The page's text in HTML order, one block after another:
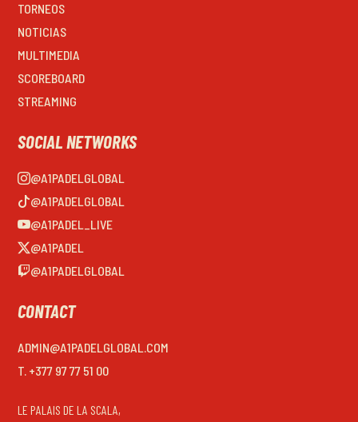
TORNEOS
NOTICIAS
MULTIMEDIA
SCOREBOARD
STREAMING
SOCIAL NETWORKS
@A1PADELGLOBAL
@A1PADELGLOBAL
@A1PADEL_LIVE
@A1PADEL
@A1PADELGLOBAL
CONTACT
ADMIN@A1PADELGLOBAL.COM
T. +377 97 77 51 00
LE PALAIS DE LA SCALA,